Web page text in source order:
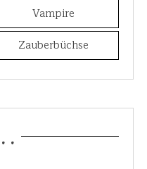
Vampire
Zauberbüchse
.